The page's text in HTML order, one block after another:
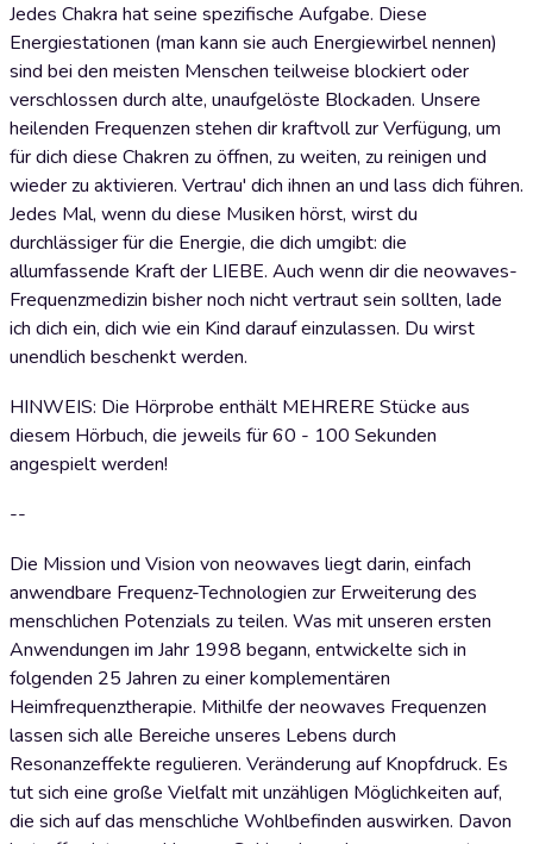
Jedes Chakra hat seine spezifische Aufgabe. Diese
Energiestationen (man kann sie auch Energiewirbel nennen)
sind bei den meisten Menschen teilweise blockiert oder
verschlossen durch alte, unaufgelöste Blockaden. Unsere
heilenden Frequenzen stehen dir kraftvoll zur Verfügung, um
für dich diese Chakren zu öffnen, zu weiten, zu reinigen und
wieder zu aktivieren. Vertrau' dich ihnen an und lass dich führen.
Jedes Mal, wenn du diese Musiken hörst, wirst du
durchlässiger für die Energie, die dich umgibt: die
allumfassende Kraft der LIEBE. Auch wenn dir die neowaves-
Frequenzmedizin bisher noch nicht vertraut sein sollten, lade
ich dich ein, dich wie ein Kind darauf einzulassen. Du wirst
unendlich beschenkt werden.
HINWEIS: Die Hörprobe enthält MEHRERE Stücke aus
diesem Hörbuch, die jeweils für 60 - 100 Sekunden
angespielt werden!
--
Die Mission und Vision von neowaves liegt darin, einfach
anwendbare Frequenz-Technologien zur Erweiterung des
menschlichen Potenzials zu teilen. Was mit unseren ersten
Anwendungen im Jahr 1998 begann, entwickelte sich in
folgenden 25 Jahren zu einer komplementären
Heimfrequenztherapie. Mithilfe der neowaves Frequenzen
lassen sich alle Bereiche unseres Lebens durch
Resonanzeffekte regulieren. Veränderung auf Knopfdruck. Es
tut sich eine große Vielfalt mit unzähligen Möglichkeiten auf,
die sich auf das menschliche Wohlbefinden auswirken. Davon